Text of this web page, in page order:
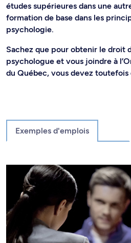
études supérieures dans une
formation de base dans les
psychologie.
Sachez que pour obtenir le droit
psychologue et vous joindre à
du Québec, vous devez
Exemples d'emplois